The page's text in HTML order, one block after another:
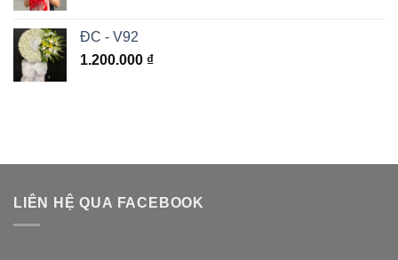
ĐC - V92
1.200.000 ₫
LIÊN HỆ QUA FACEBOOK